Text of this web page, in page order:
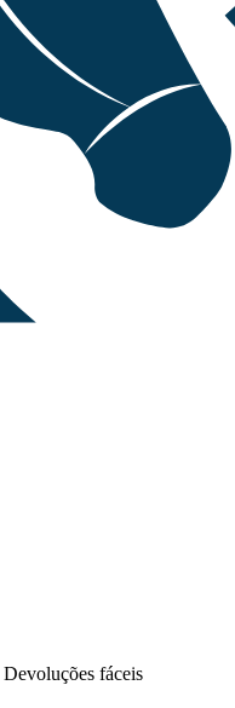
Devoluções fáceis